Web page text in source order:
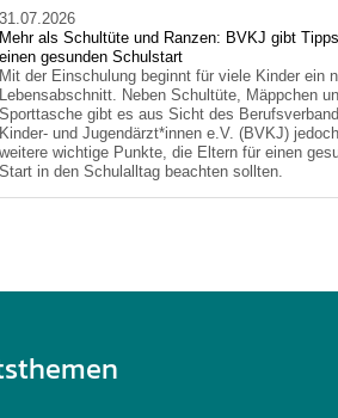
31.07.2026
Mehr als Schultüte und Ranzen: BVKJ gibt
einen gesunden Schulstart
Mit der Einschulung beginnt für viele Kinder ein
Lebensabschnitt. Neben Schultüte, Mäppchen
Sporttasche gibt es aus Sicht des
Kinder- und Jugendärzt*innen e.V. (BVKJ)
weitere wichtige Punkte, die Eltern für einen
Start in den Schulalltag beachten sollten.